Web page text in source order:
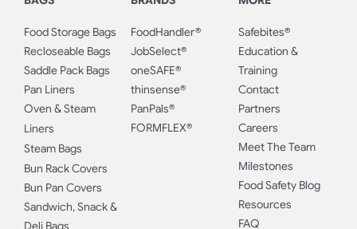
Food Storage Bags
Recloseable Bags
Saddle Pack Bags
Pan Liners
Oven & Steam
Liners
Steam Bags
Bun Rack Covers
Bun Pan Covers
Sandwich, Snack &
Deli Bags
FoodHandler®
JobSelect®
oneSAFE®
thinsense®
PanPals®
FORMFLEX®
Safebites®
Education &
Training
Contact
Partners
Careers
Meet The Team
Milestones
Food Safety Blog
Resources
FAQ